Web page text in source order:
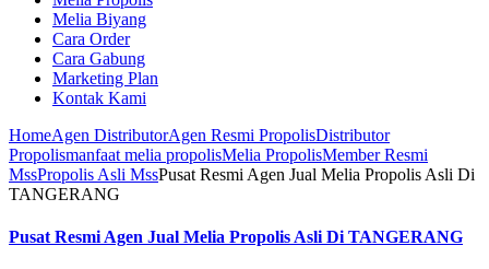
Melia Biyang
Cara Order
Cara Gabung
Marketing Plan
Kontak Kami
HomeAgen DistributorAgen Resmi PropolisDistributor
Propolismanfaat melia propolisMelia PropolisMember Resmi
MssPropolis Asli MssPusat Resmi Agen Jual Melia Propolis Asli Di
TANGERANG
Pusat Resmi Agen Jual Melia Propolis Asli Di TANGERANG